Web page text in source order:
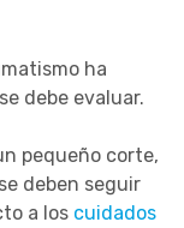
ha
debe evaluar.
pequeño corte,
deben seguir
a los cuidados